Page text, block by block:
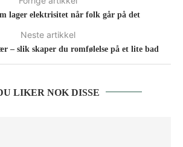
lager elektrisitet når folk går på det
Neste artikkel
– slik skaper du romfølelse på et lite bad
LIKER NOK DISSE